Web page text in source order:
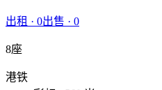
出租 · 0出售 · 0
8座
港铁